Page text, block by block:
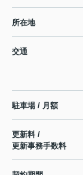
所在地
交通
駐車場 / 月額
更新料 /
更新事務手数料